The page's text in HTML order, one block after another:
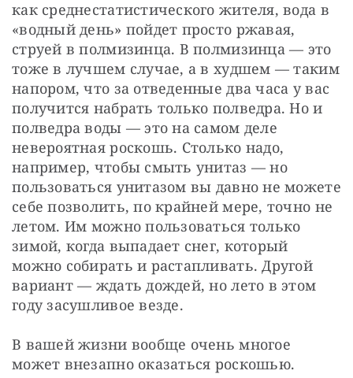
как среднестатистического жителя, вода в
«водный день» пойдет просто ржавая,
струей в полмизинца. В полмизинца — это
тоже в лучшем случае, а в худшем — таким
напором, что за отведенные два часа у вас
получится набрать только полведра. Но и
полведра воды — это на самом деле
невероятная роскошь. Столько надо,
например, чтобы смыть унитаз — но
пользоваться унитазом вы давно не можете
себе позволить, по крайней мере, точно не
летом. Им можно пользоваться только
зимой, когда выпадает снег, который
можно собирать и растапливать. Другой
вариант — ждать дождей, но лето в этом
году засушливое везде.
В вашей жизни вообще очень многое
может внезапно оказаться роскошью.